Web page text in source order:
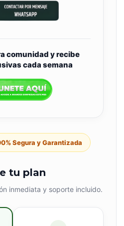
comunidad y recibe
cada semana
Segura y Garantizada
tu plan
inmediata y soporte incluido.